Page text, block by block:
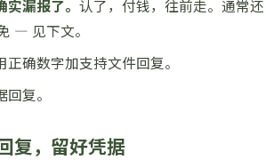
漏报了。 认了，付钱，往前走。通常还
— 见下文。
正确数字加支持文件回复。
回复。
复，留好凭据